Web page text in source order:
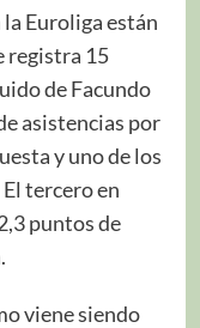
Euroliga están
registra 15
de Facundo
asistencias por
y uno de los
tercero en
puntos de
viene siendo